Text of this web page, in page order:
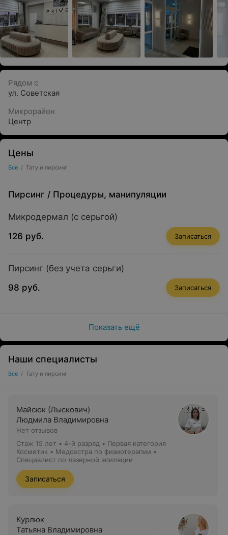
Рядом с
ул. Советская
Микрорайон
Центр
Цены
Все / Тату и пирсинг
Пирсинг / Процедуры, манипуляции
Микродермал (с серьгой)
126 руб.
Записаться
Пирсинг (без учета серьги)
98 руб.
Записаться
Показать ещё
Наши специалисты
Все / Тату и пирсинг
Майсюк (Лыскович)
Людмила Владимировна
Нет отзывов
Стаж 15 лет • 4-й разряд • Первая категория
Косметик • Медсестра по физиотерапии •
Специалист по лазерной эпиляции
Записаться
Курлюк
Татьяна Владимировна